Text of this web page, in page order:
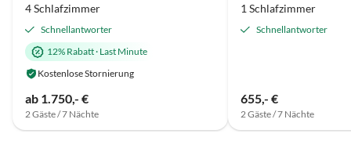
4 Schlafzimmer
Schnellantworter
12% Rabatt· Last Minute
Kostenlose Stornierung
ab 1.750,- €
2 Gäste / 7 Nächte
1 Schlafzimmer
Schnellantworter
655,- €
2 Gäste / 7 Nächte